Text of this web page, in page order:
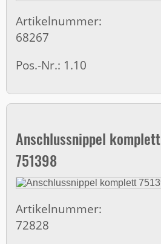
Artikelnummer:
68267
Pos.-Nr.: 1.10
Anschlussnippel komplett
751398
Artikelnummer:
72828